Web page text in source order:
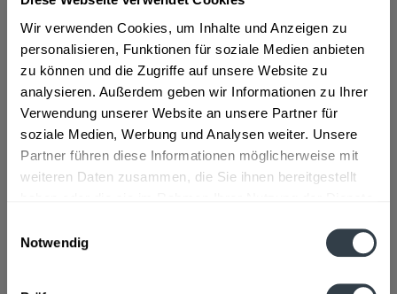
Wir verwenden Cookies, um Inhalte und Anzeigen zu
personalisieren, Funktionen für soziale Medien anbieten
zu können und die Zugriffe auf unsere Website zu
analysieren. Außerdem geben wir Informationen zu Ihrer
Verwendung unserer Website an unsere Partner für
soziale Medien, Werbung und Analysen weiter. Unsere
Partner führen diese Informationen möglicherweise mit
weiteren Daten zusammen, die Sie ihnen bereitgestellt
Notwendig
Vorrätig
In denWarenkorb
Artikel-Nr.:
28088
Verfügbar in:
Beschreibung
mehr
Geschmacksrichtung: